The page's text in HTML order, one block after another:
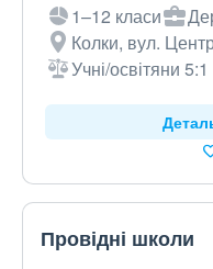
1–12 класи
Колки, вул.
Учні/освітяни 5:1
Провідні школи